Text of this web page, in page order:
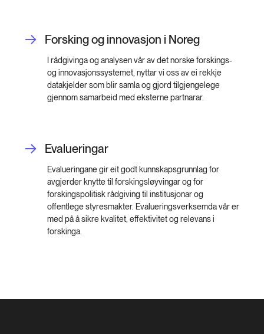
Forsking og innovasjon i Noreg
I rådgivinga og analysen vår av det norske forskings-
og innovasjonssystemet, nyttar vi oss av ei rekkje
datakjelder som blir samla og gjord tilgjengelege
gjennom samarbeid med eksterne partnarar.
Evalueringar
Evalueringane gir eit godt kunnskapsgrunnlag for
avgjerder knytte til forskingsløyvingar og for
forskingspolitisk rådgiving til institusjonar og
offentlege styresmakter. Evalueringsverksemda vår er
med på å sikre kvalitet, effektivitet og relevans i
forskinga.